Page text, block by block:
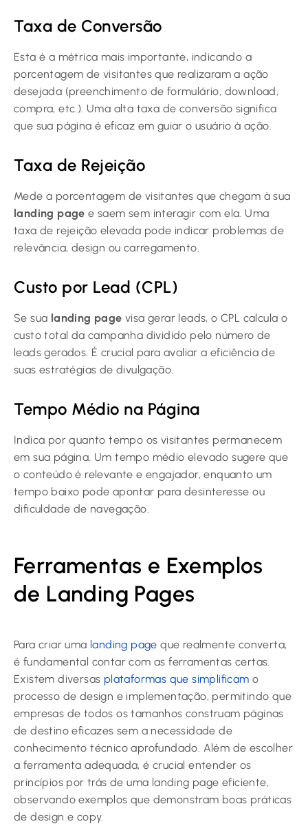
Taxa de Conversão
Esta é a métrica mais importante, indicando a
porcentagem de visitantes que realizaram a ação
desejada (preenchimento de formulário, download,
compra, etc.). Uma alta taxa de conversão significa
que sua página é eficaz em guiar o usuário à ação.
Taxa de Rejeição
Mede a porcentagem de visitantes que chegam à sua
landing page e saem sem interagir com ela. Uma
taxa de rejeição elevada pode indicar problemas de
relevância, design ou carregamento.
Custo por Lead (CPL)
Se sua landing page visa gerar leads, o CPL calcula o
custo total da campanha dividido pelo número de
leads gerados. É crucial para avaliar a eficiência de
suas estratégias de divulgação.
Tempo Médio na Página
Indica por quanto tempo os visitantes permanecem
em sua página. Um tempo médio elevado sugere que
o conteúdo é relevante e engajador, enquanto um
tempo baixo pode apontar para desinteresse ou
dificuldade de navegação.
Ferramentas e Exemplos
de Landing Pages
Para criar uma landing page que realmente converta,
é fundamental contar com as ferramentas certas.
Existem diversas plataformas que simplificam o
processo de design e implementação, permitindo que
empresas de todos os tamanhos construam páginas
de destino eficazes sem a necessidade de
conhecimento técnico aprofundado. Além de escolher
a ferramenta adequada, é crucial entender os
princípios por trás de uma landing page eficiente,
observando exemplos que demonstram boas práticas
de design e copy.